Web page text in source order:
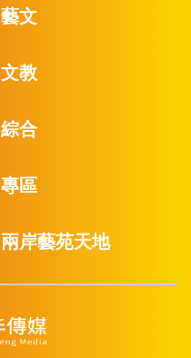
藝文
文教
綜合
專區
兩岸藝苑天地